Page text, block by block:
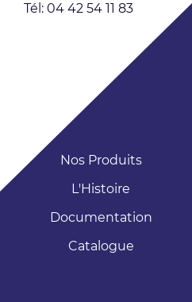
Tél: 04 42 54 11 83
Nos Produits
L'Histoire
Documentation
Catalogue